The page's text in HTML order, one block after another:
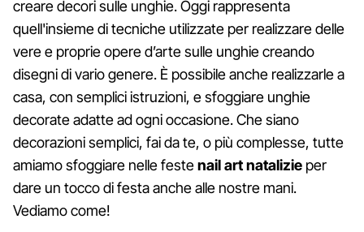
creare decori sulle unghie. Oggi rappresenta
quell'insieme di tecniche utilizzate per realizzare delle
vere e proprie opere d’arte sulle unghie creando
disegni di vario genere. È possibile anche realizzarle a
casa, con semplici istruzioni, e sfoggiare unghie
decorate adatte ad ogni occasione. Che siano
decorazioni semplici, fai da te, o più complesse, tutte
amiamo sfoggiare nelle festenail art natalizie per
dare un tocco di festa anche alle nostre mani.
Vediamo come!